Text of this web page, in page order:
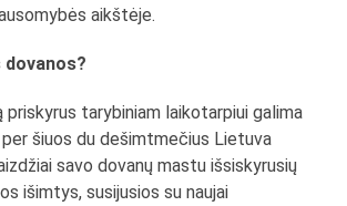
aikštėje.
priskyrus tarybiniam laikotarpiui galima
šiuos du dešimtmečius Lietuva
savo dovanų mastu išsiskyrusių
išimtys, susijusios su naujai